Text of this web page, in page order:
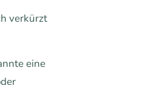
verkürzt
eine